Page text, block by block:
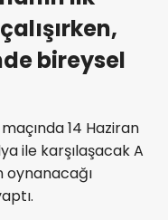
bireysel
14 Haziran
ile karşılaşacak A
oynanacağı